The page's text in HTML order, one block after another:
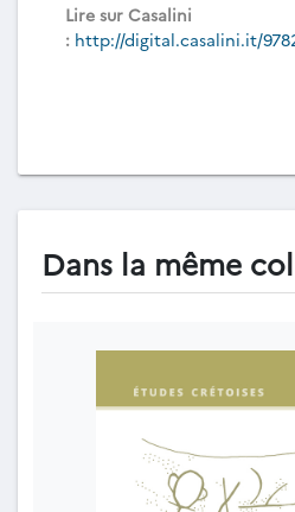
Lire sur Casalini
: http://digital.casalini.it/
Dans la même